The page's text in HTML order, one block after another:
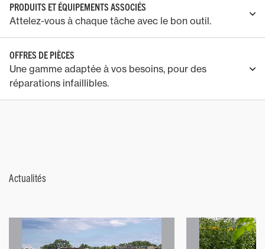
PRODUITS ET ÉQUIPEMENTS ASSOCIÉS
Attelez-vous à chaque tâche avec le bon outil.
OFFRES DE PIÈCES
Une gamme adaptée à vos besoins, pour des
réparations infaillibles.
Actualités